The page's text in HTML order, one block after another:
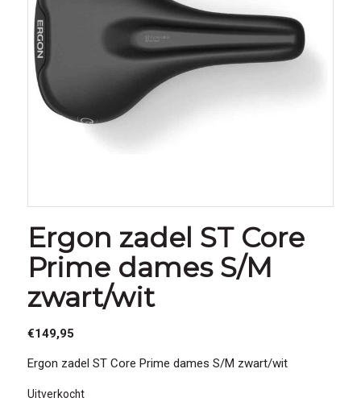
Ergon zadel ST Core
Prime dames S/M
zwart/wit
€149,95
Ergon zadel ST Core Prime dames S/M zwart/wit
Uitverkocht